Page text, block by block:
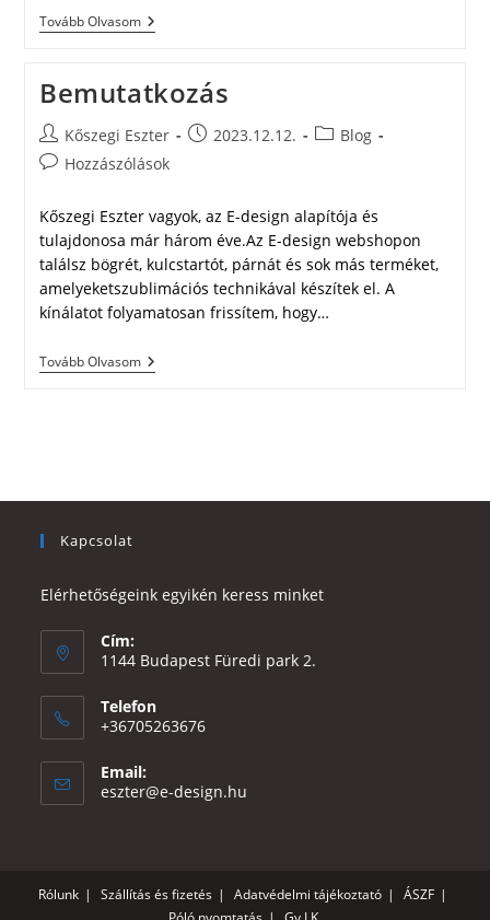
Tovább OlvasomPólónyomtatási
Technika
Bemutatkozás
Post
author:
Kőszegi Eszter
Post2023.12.12.
PostBlog
PostHozzászólások
Kőszegi Eszter vagyok, az E-design alapítója és
tulajdonosa már három éve.Az E-design webshopon
találsz bögrét, kulcstartót, párnát és sok más terméket,
amelyeketszublimációs technikával készítek el. A
kínálatot folyamatosan frissítem, hogy…
Tovább OlvasomBemutatkozás
Kapcsolat
Elérhetőségeink egyikén keress minket
Cím:
1144 Budapest Füredi park 2.
Telefon
+36705263676
Email:
eszter@e-design.hu
Rólunk Szállítás és fizetés Adatvédelmi tájékoztató
ÁSZF